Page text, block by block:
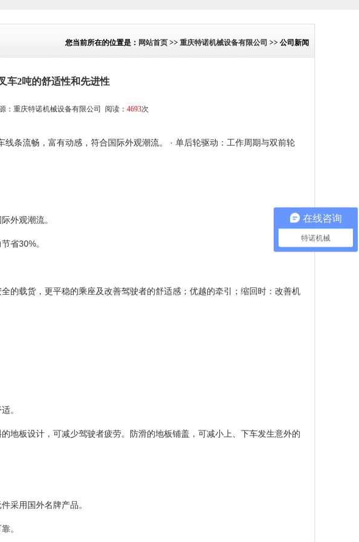
您当前所在的位置是： 网站首页 >> 重庆特诺机械设备有限公司 >> 公司新闻
车2吨的舒适性和先进性
： 重庆特诺机械设备有限公司 阅读： 4693次
线条流畅，富有动感，符合国际外观潮流。 · 单后轮驱动：工作周期与双前轮
外观潮流。
省30%。
的载货，更平稳的乘座及改善驾驶者的舒适感；优越的牵引；缩回时：改善机
。
地板设计，可减少驾驶者疲劳。防滑的地板铺盖，可减小上、下车发生意外的
采用国外名牌产品。
。
在线咨询
特诺机械